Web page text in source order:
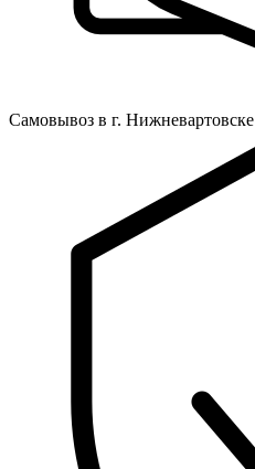
Самовывоз в г. Нижневартовске